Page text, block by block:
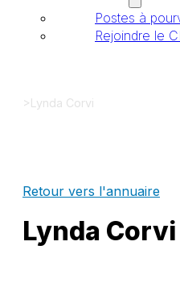
Postes à
Rejoindre le
>Lynda Corvi
Retour vers l'annuaire
Lynda Corvi